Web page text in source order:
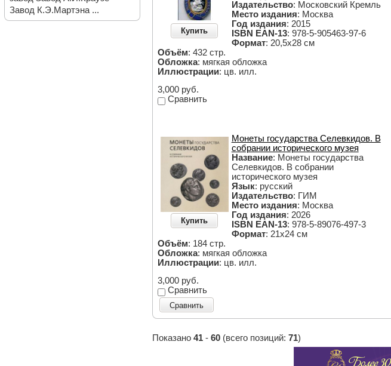
Купить
Издательство: Московский Кремль
Место издания: Москва
Год издания: 2015
ISBN EAN-13: 978-5-905463-97-6
Формат: 20,5х28 см
Объём: 432 стр.
Обложка: мягкая обложка
Иллюстрации: цв. илл.
3,000 руб.
Сравнить
Купить
Монеты государства Селевкидов. В
собрании исторического музея
Название: Монеты государства
Селевкидов. В собрании
исторического музея
Язык: русский
Издательство: ГИМ
Место издания: Москва
Год издания: 2026
ISBN EAN-13: 978-5-89076-497-3
Формат: 21х24 см
Объём: 184 стр.
Обложка: мягкая обложка
Иллюстрации: цв. илл.
3,000 руб.
Сравнить
Сравнить
Показано41 -60 (всего позиций:71)
Завод К.Э.Мартэна ...